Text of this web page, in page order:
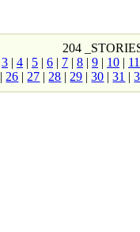
204
3 | 4 | 5 | 6 | 7 | 8 | 9 | 10 | 11
| 26 | 27 | 28 | 29 |30 |31 |